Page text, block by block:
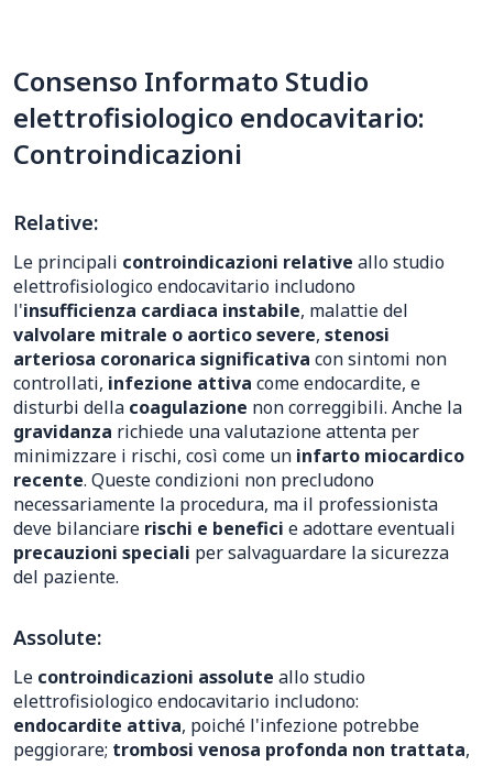
Consenso Informato Studio
elettrofisiologico endocavitario:
Controindicazioni
Relative:
Le principali controindicazioni relative allo studio
elettrofisiologico endocavitario includono
l'insufficienza cardiaca instabile, malattie del
valvolare mitrale o aortico severe, stenosi
arteriosa coronarica significativa con sintomi non
controllati, infezione attiva come endocardite, e
disturbi della coagulazione non correggibili. Anche la
gravidanza richiede una valutazione attenta per
minimizzare i rischi, così come un infarto miocardico
recente. Queste condizioni non precludono
necessariamente la procedura, ma il professionista
deve bilanciare rischi e benefici e adottare eventuali
precauzioni speciali per salvaguardare la sicurezza
del paziente.
Assolute:
Le controindicazioni assolute allo studio
elettrofisiologico endocavitario includono:
endocardite attiva, poiché l'infezione potrebbe
peggiorare; trombosi venosa profonda non trattata,